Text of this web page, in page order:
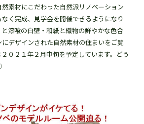
素材にこだわった自然派リノベーション
く完成、見学会を開催できるようになり
漆喰の白壁・和紙と織物の鮮やかな色合
デザインされた自然素材の住まいをご覧
０２１年２月中旬を予定しています。どう